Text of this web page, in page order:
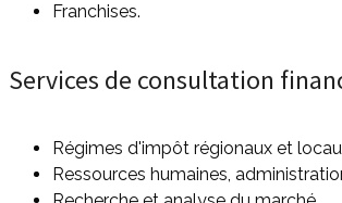
Franchises.
Services de consultation
Régimes d'impôt régionaux et
Ressources humaines,